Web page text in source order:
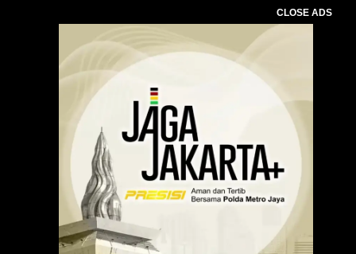
CLOSE ADS